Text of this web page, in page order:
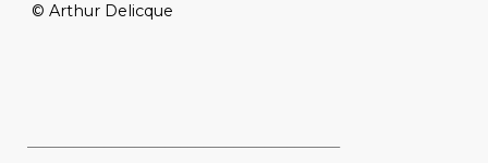
© Arthur Delicque